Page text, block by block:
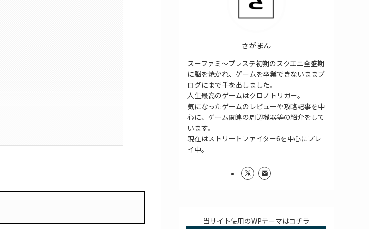
さがまん
スーファミ～プレステ初期のスクエニ全盛期
に脳を焼かれ、ゲームを卒業できないままブ
ログにまで手を出しました。
人生最高のゲームはクロノトリガー。
気になったゲームのレビューや攻略記事を中
心に、ゲーム関連の周辺機器等の紹介をして
います。
現在はストリートファイター6を中心にプレ
イ中。
当サイト使用のWPテーマはコチラ